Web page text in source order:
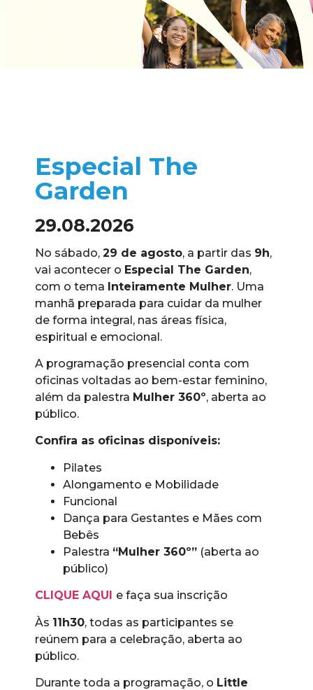
Especial The
Garden
29.08.2026
No sábado, 29 de agosto, a partir das 9h,
vai acontecer o Especial The Garden,
com o tema Inteiramente Mulher. Uma
manhã preparada para cuidar da mulher
de forma integral, nas áreas física,
espiritual e emocional.
A programação presencial conta com
oficinas voltadas ao bem-estar feminino,
além da palestra Mulher 360º, aberta ao
público.
Confira as oficinas disponíveis:
Pilates
Alongamento e Mobilidade
Funcional
Dança para Gestantes e Mães com
Bebês
Palestra “Mulher 360º” (aberta ao
público)
CLIQUE AQUI e faça sua inscrição
Às 11h30, todas as participantes se
reúnem para a celebração, aberta ao
público.
Durante toda a programação, o Little